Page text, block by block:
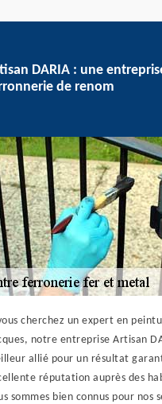
DARIA : une
de renom
cherchez un expert en
notre entreprise Artisan
allié pour un résultat
réputation auprès des
sommes bien connus pour nos